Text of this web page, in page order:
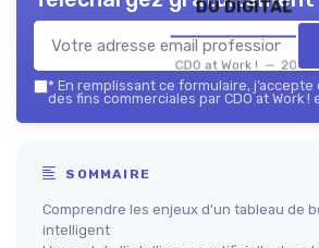
CDO at Work ! — 2026
* En remplissant ce formulaire, j’accepte
des fins commerciales par CDO at Work
SOMMAIRE
Comprendre les enjeux d’un tableau de
intelligent